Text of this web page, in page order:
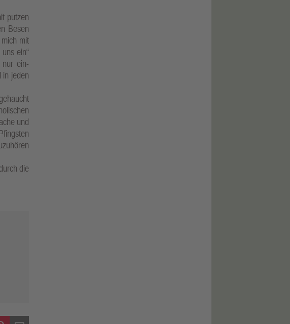
putzen
Besen
mit
ein“
ein-
in jeden
und
die
Mail